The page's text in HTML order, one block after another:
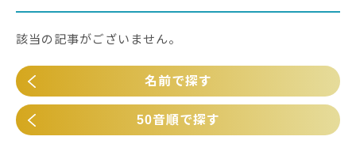
該当の記事がございません。
名前で探す
50音順で探す